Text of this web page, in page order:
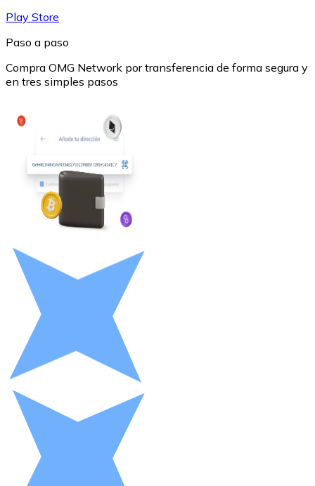
LTC
XRP
Efectivo
Play Store
Paso a paso
Compra OMG Network por transferencia de forma segura y
en tres simples pasos